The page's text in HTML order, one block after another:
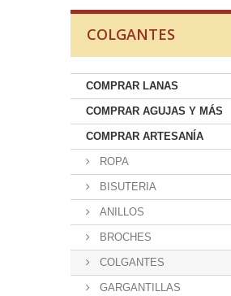
COLGANTES
COMPRAR LANAS
COMPRAR AGUJAS Y MÁS
COMPRAR ARTESANÍA
ROPA
BISUTERIA
ANILLOS
BROCHES
COLGANTES
GARGANTILLAS